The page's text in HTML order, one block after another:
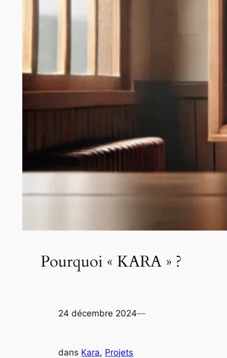
Pourquoi « KARA » ?
24 décembre 2024—
dans Kara, Projets